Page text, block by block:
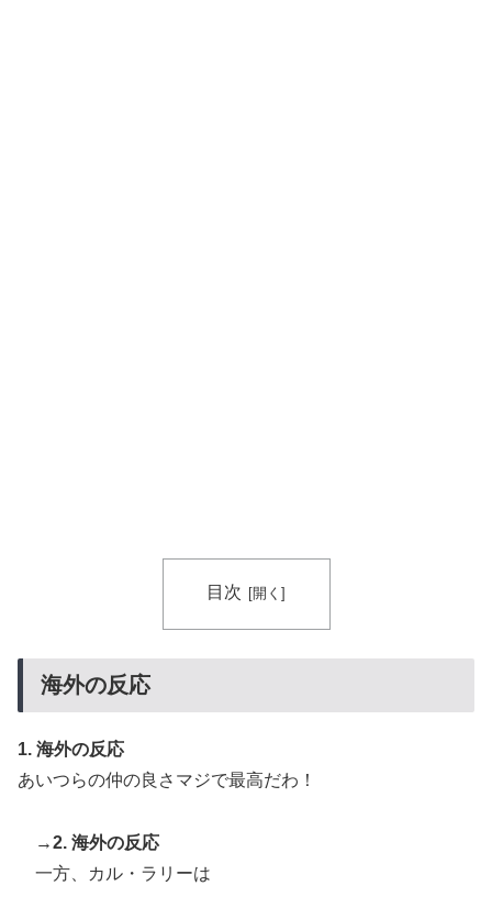
目次
海外の反応
1. 海外の反応
あいつらの仲の良さマジで最高だわ！
→2. 海外の反応
一方、カル・ラリーは